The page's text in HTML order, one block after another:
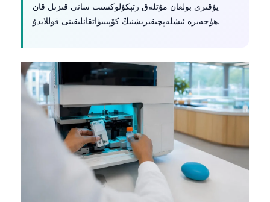
يۇقىرى بولغان مۇتلەق رتېكۇلوكسىت سانى قىزىل قان
ھۈجەيرە ئىشلەپچىقىرىشنىڭ كۆپىيىۋاتقانلىقىنى قوللايدۇ.